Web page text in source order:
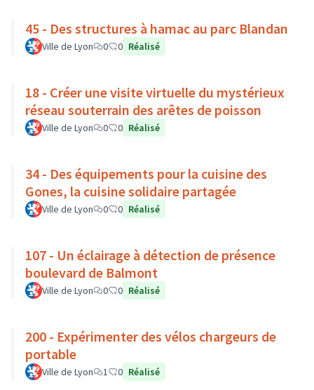
45 - Des structures à hamac au parc Blandan
Ville de Lyon 0 0 Réalisé
18 - Créer une visite virtuelle du mystérieux
réseau souterrain des arêtes de poisson
Ville de Lyon 0 0 Réalisé
34 - Des équipements pour la cuisine des
Gones, la cuisine solidaire partagée
Ville de Lyon 0 0 Réalisé
107 - Un éclairage à détection de présence
boulevard de Balmont
Ville de Lyon 0 0 Réalisé
200 - Expérimenter des vélos chargeurs de
portable
Ville de Lyon 1 0 Réalisé